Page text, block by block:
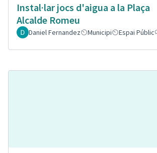
Instal·lar jocs d'aigua a la Plaça
Alcalde Romeu
Daniel Fernandez Municipi Espai Públic